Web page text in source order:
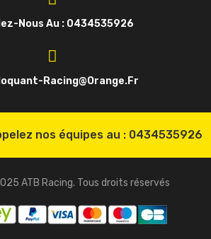
Nous Au : 0434535926
Racing@orange.fr
nos équipes au : 0434535926
ATB Racing. Tous droits réservés